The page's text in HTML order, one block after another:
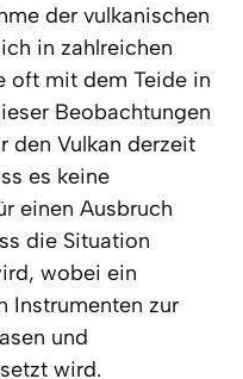
der vulkanischen
in zahlreichen
oft mit dem Teide in
Beobachtungen
den Vulkan derzeit
es keine
einen Ausbruch
die Situation
wobei ein
Instrumenten zur
und
wird.